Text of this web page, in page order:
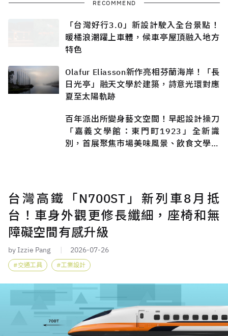
RECOMMEND
「台灣好行3.0」新設計駛入全台景點！
暖橘浪潮躍上車體，候車亭屋頂融入地方
特色
Olafur Eliasson新作亮相芬蘭海岸！「長
日光亭」融天文學於建築，詩意光環對應
夏至太陽軌跡
百年派出所變身藝文空間！早起設計操刀
「嘉義文學館：東門町1923」全新識
別，首展聚焦市場美味風景、飲食文學魅
台灣高鐵「N700ST」新列車8月抵
台！車身外觀更修長纖細，座椅和無
障礙空間有感升級
by Izzie Pang 2026-07-26
交通工具 工業設計